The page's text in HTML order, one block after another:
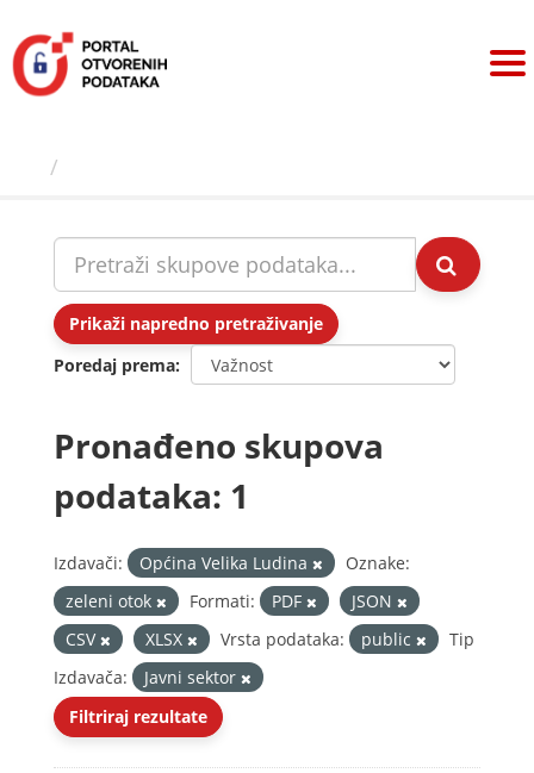
sadržaj
Prikaži napredno pretraživanje
Poredaj prema
Pronađeno skupova
podataka: 1
Izdavači: Općina Velika Ludina
Oznake:
zeleni otok
Formati: PDF
JSON
CSV
XLSX Vrsta podataka: public
Tip
Izdavača:
Javni sektor
Filtriraj rezultate